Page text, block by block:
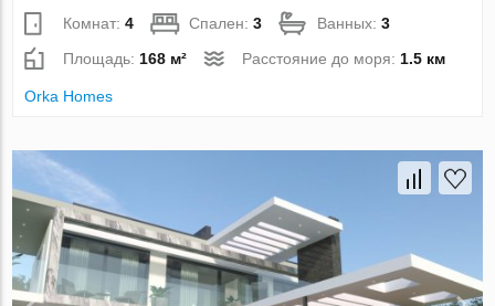
Комнат:4 Спален:3 Ванных:3
Площадь: 168 м² Расстояние до моря: 1.5 км
Orka Homes